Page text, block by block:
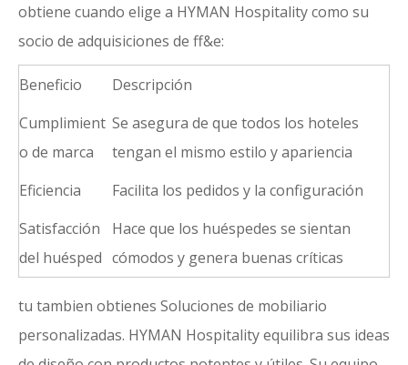
obtiene cuando elige a HYMAN Hospitality como su
socio de adquisiciones de ff&e:
Beneficio
Descripción
Cumplimient
o de marca
Se asegura de que todos los hoteles
tengan el mismo estilo y apariencia
Eficiencia
Facilita los pedidos y la configuración
Satisfacción
del huésped
Hace que los huéspedes se sientan
cómodos y genera buenas críticas
tu tambien obtienes Soluciones de mobiliario
personalizadas. HYMAN Hospitality equilibra sus ideas